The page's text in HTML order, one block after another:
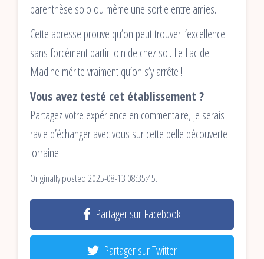
parenthèse solo ou même une sortie entre amies.
Cette adresse prouve qu’on peut trouver l’excellence
sans forcément partir loin de chez soi. Le Lac de
Madine mérite vraiment qu’on s’y arrête !
Vous avez testé cet établissement ?
Partagez votre expérience en commentaire, je serais
ravie d’échanger avec vous sur cette belle découverte
lorraine.
Originally posted 2025-08-13 08:35:45.
Partager sur Facebook
Partager sur Twitter